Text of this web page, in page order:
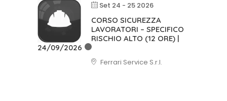
Set 24 - 25 2026
CORSO SICUREZZA
LAVORATORI – SPECIFICO
RISCHIO ALTO (12 ORE) |
24/09/2026
Ferrari Service S.r.l.